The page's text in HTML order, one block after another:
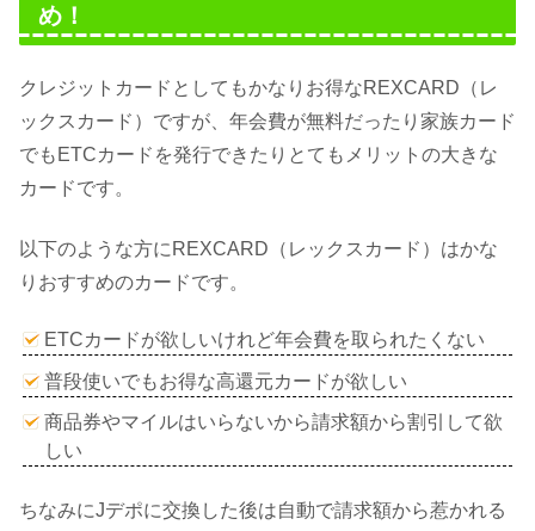
め！
クレジットカードとしてもかなりお得なREXCARD（レ
ックスカード）ですが、年会費が無料だったり家族カード
でもETCカードを発行できたりとてもメリットの大きな
カードです。
以下のような方にREXCARD（レックスカード）はかな
りおすすめのカードです。
ETCカードが欲しいけれど年会費を取られたくない
普段使いでもお得な高還元カードが欲しい
商品券やマイルはいらないから請求額から割引して欲
しい
ちなみにJデポに交換した後は自動で請求額から惹かれる